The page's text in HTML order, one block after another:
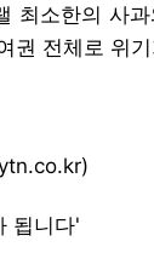
최소한의 사
권 전체로 위
됩니다'